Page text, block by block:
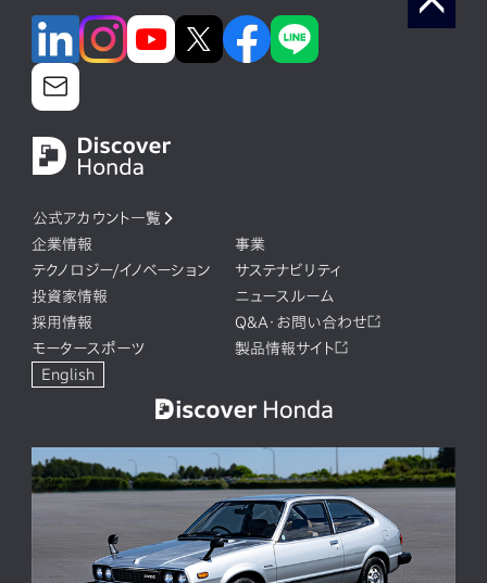
公式アカウント一覧
企業情報
事業
テクノロジー/イノベーション
サステナビリティ
投資家情報
ニュースルーム
採用情報
Q&A・お問い合わせ
モータースポーツ
製品情報サイト
English